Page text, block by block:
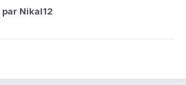
par Nikal12